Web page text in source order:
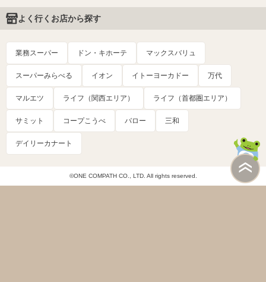
よく行くお店から探す
業務スーパー ドン・キホーテ マックスバリュ
スーパーみらべる イオン イトーヨーカドー 万代
マルエツ ライフ（関西エリア） ライフ（首都圏エリア）
サミット コープこうべ バロー 三和
デイリーカナート
©ONE COMPATH CO., LTD. All rights reserved.